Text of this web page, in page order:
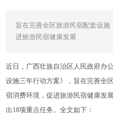
旨在完善全区旅游民宿配套设
进旅游民宿健康发展
近日， 广西壮族自治区人民政府办
设施三年行动方案》， 旨在完善全
宿消费环境，促进旅游民宿健康发展
出18项重点任务。 全文如下：